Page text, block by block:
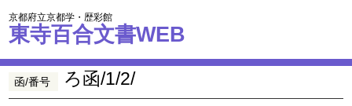
京都府立京都学・歴彩館
東寺百合文書WEB
函/番号 ろ函/1/2/